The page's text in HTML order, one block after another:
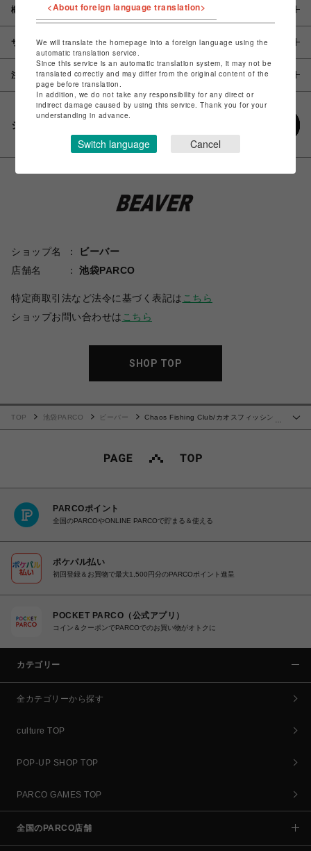
概要
サイズ
注意事項
シェアする
ショップ名
ビーバー
店舗名
池袋PARCO
特定商取引法など法令に基づく表記は こちら
ショップお問い合わせは こちら
SHOP TOP
TOP 池袋PARCO ビーバー
Chaos Fishing Club/カオスフィッシング
PARCOポイント
全国のPARCOやONLINE PARCOで貯まる＆使える
ポケパル払い
初回登録＆お買物で最大1,500円分のPARCOポイント進呈
POCKET PARCO（公式アプリ）
コイン＆クーポンでPARCOでのお買い物がオトクに
カテゴリー
全カテゴリーから探す
culture TOP
POP-UP SHOP TOP
PARCO GAMES TOP
全国のPARCO店舗
<About foreign language translation>
We will translate the homepage into a foreign language using the
automatic translation service.
Since this service is an automatic translation system, it may not be
translated correctly and may differ from the original content of the
page before translation.
In addition, we do not take any responsibility for any direct or
indirect damage caused by using this service. Thank you for your
understanding in advance.
Switch language Cancel